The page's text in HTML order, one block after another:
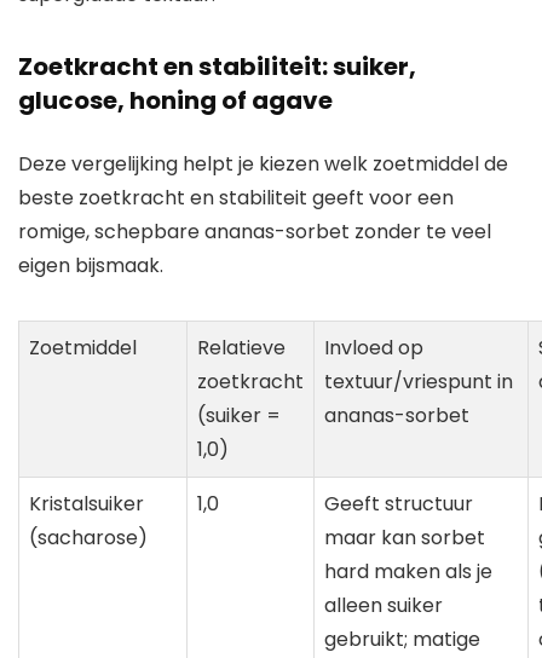
Zoetkracht en stabiliteit: suiker,
glucose, honing of agave
Deze vergelijking helpt je kiezen welk zoetmiddel de
beste zoetkracht en stabiliteit geeft voor een
romige, schepbare ananas-sorbet zonder te veel
eigen bijsmaak.
Zoetmiddel
Relatieve
zoetkracht
(suiker =
1,0)
Invloed op
textuur/vriespunt in
ananas-sorbet
Kristalsuiker
(sacharose)
1,0
Geeft structuur
maar kan sorbet
hard maken als je
alleen suiker
gebruikt; matige